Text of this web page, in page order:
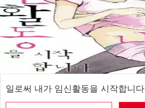
일로써 내가 임신활동을 시작합니다